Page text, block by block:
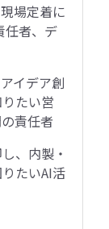
場定着に
任者、デ
イデア創
たい営
責任者
、内製・
たいAI活